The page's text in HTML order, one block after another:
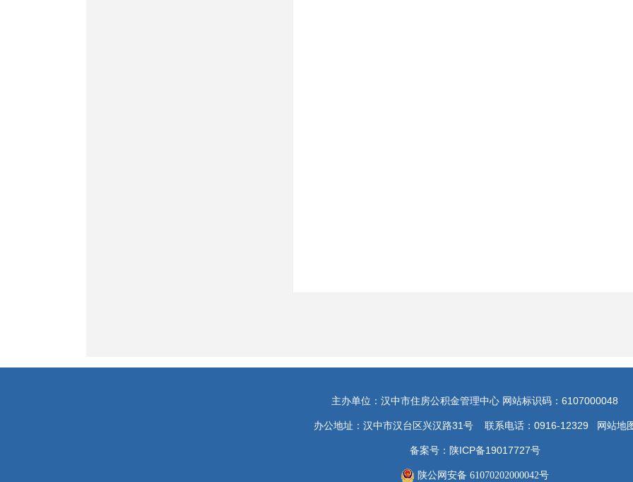
主办单位：汉中市住房公积金管理中心 网站标识码：6107000048
办公地址：汉中市汉台区兴汉路31号 联系电话：0916-12329 网站地
备案号：陕ICP备19017727号
陕公网安备 61070202000042号